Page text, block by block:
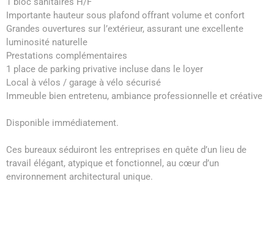
Importante hauteur sous plafond offrant volume et confort
Grandes ouvertures sur l’extérieur, assurant une excellente
luminosité naturelle
Prestations complémentaires
1 place de parking privative incluse dans le loyer
Local à vélos / garage à vélo sécurisé
Immeuble bien entretenu, ambiance professionnelle et créative
Disponible immédiatement.
Ces bureaux séduiront les entreprises en quête d’un lieu de
travail élégant, atypique et fonctionnel, au cœur d’un
environnement architectural unique.